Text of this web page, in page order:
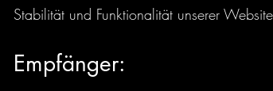
Stabilität und Funktionalität unserer
Empfänger: